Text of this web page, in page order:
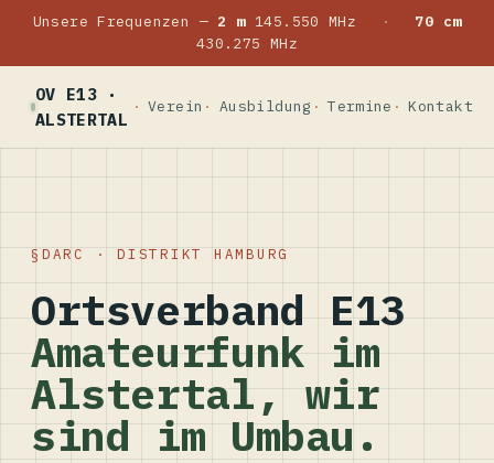
Unsere Frequenzen — 2 m145.550 MHz ·
70 cm
430.275 MHz
OV E13 ·
ALSTERTAL
Verein Ausbildung Termine Kontakt
DARC · DISTRIKT HAMBURG
Ortsverband E13
Amateurfunk im
Alstertal, wir
sind im Umbau.